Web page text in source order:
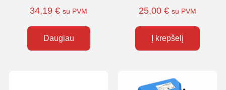
34,19 € su PVM
Daugiau
25,00 € su PVM
Į krepšelį